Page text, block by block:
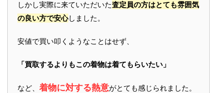
しかし実際に来ていただいた査定員の方はとても雰囲気
の良い方で安心しました。
安値で買い叩くようなことはせず、
「買取するよりもこの着物は着てもらいたい」
など、 着物に対する熱意がとても感じられました。